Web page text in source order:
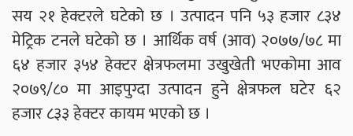
सय २१ हेक्टरले घटेको छ । उत्पादन पनि ५३ हजार ८३४
मेट्रिक टनले घटेको छ । आर्थिक वर्ष (आव) २०७७/७८ मा
६४ हजार ३५४ हेक्टर क्षेत्रफलमा उखुखेती भएकोमा आव
२०७९/८० मा आइपुग्दा उत्पादन हुने क्षेत्रफल घटेर ६२
हजार ८३३ हेक्टर कायम भएको छ ।